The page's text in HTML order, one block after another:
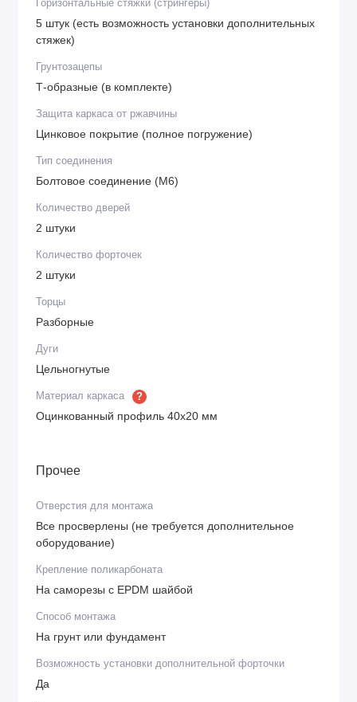
Горизонтальные стяжки (стрингеры)
5 штук (есть возможность установки дополнительных
стяжек)
Грунтозацепы
Т-образные (в комплекте)
Защита каркаса от ржавчины
Цинковое покрытие (полное погружение)
Тип соединения
Болтовое соединение (М6)
Количество дверей
2 штуки
Количество форточек
2 штуки
Торцы
Разборные
Дуги
Цельногнутые
Материал каркаса
?
Оцинкованный профиль 40х20 мм
Прочее
Отверстия для монтажа
Все просверлены (не требуется дополнительное
оборудование)
Крепление поликарбоната
На саморезы с EPDM шайбой
Способ монтажа
На грунт или фундамент
Возможность установки дополнительной форточки
Да